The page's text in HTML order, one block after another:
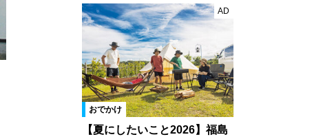
おでかけ
AD
【夏にしたいこと2026】福島